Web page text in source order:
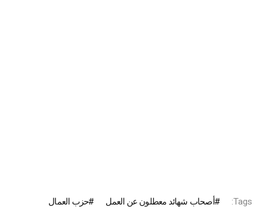
Tags: أصحاب شهائد معطلون عن العمل حزب العمال